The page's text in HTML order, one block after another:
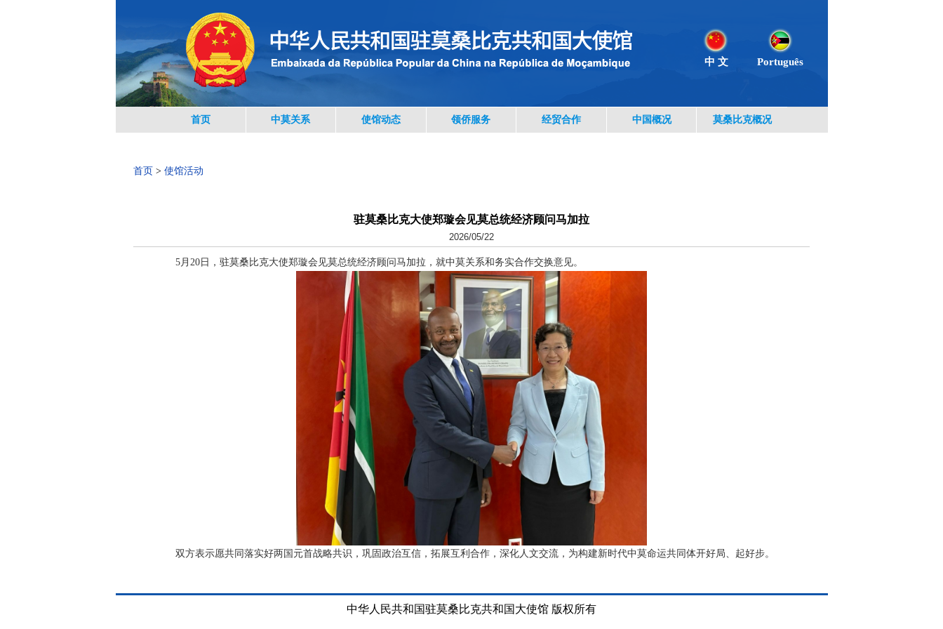
中 文 Português
首页 中莫关系 使馆动态 领侨服务 经贸合作 中国概况 莫桑比克概况
首页 > 使馆活动
驻莫桑比克大使郑璇会见莫总统经济顾问马加拉
2026/05/22
5月20日，驻莫桑比克大使郑璇会见莫总统经济顾问马加拉，就中莫关系和务实合作交换意见。
双方表示愿共同落实好两国元首战略共识，巩固政治互信，拓展互利合作，深化人文交流，为构建新时代中莫命运共同体开好局、起好步。
中华人民共和国驻莫桑比克共和国大使馆 版权所有